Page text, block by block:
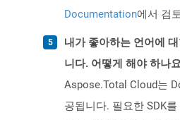
Documentation에서 검
내가 좋아하는 언어에
니다. 어떻게 해야 하나
Aspose.Total Cloud는
공됩니다. 필요한 SDK